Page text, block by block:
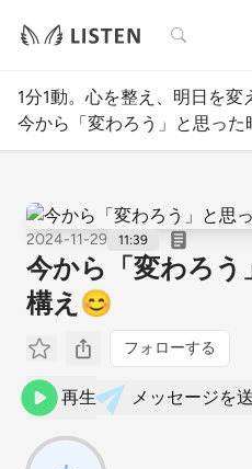
検索
1分1動。心を整え、明日を変
今から「変わろう」と思った
2024-11-29 11:39
今から「変わろ
構え😊
フォローする
再生 メッセージを